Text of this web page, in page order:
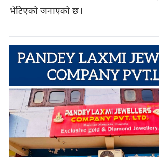
भेटिएको जनाएको छ।